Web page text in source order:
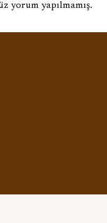
yorum yapılmamış.